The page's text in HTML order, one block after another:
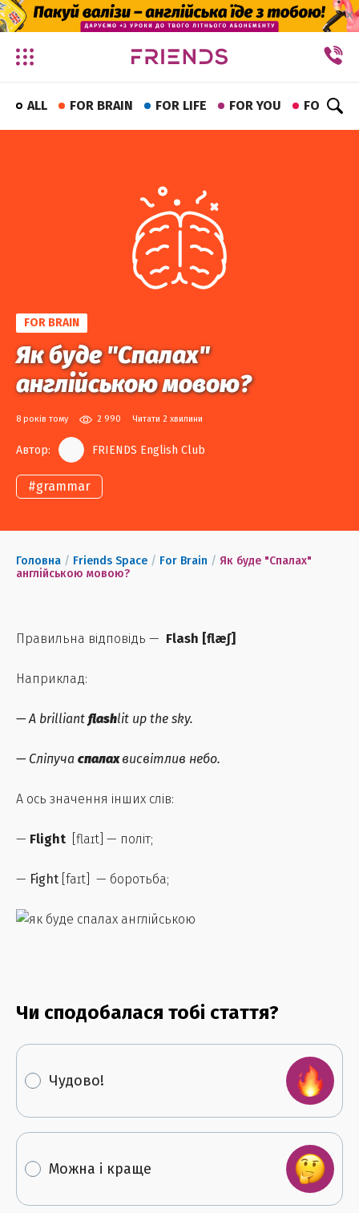
✕
ALL FOR BRAIN FOR LIFE FOR YOU FOR FUN
FOR BRAIN
Як буде "Спалах"
англійською мовою?
8 років тому 2 990 Читати 2 хвилини
Автор: FRIENDS English Club
#grammar
Головна / Friends Space / For Brain / Як буде "Спалах"
англійською мовою?
Правильна відповідь — Flash [flæʃ]
Наприклад:
—A brilliant flashlit up the sky.
— Сліпуча спалахвисвітлив небо.
А ось значення інших слів:
— Flight [flaɪt] — політ;
— Fight [faɪt] — боротьба;
Чи сподобалася тобі стаття?
Чудово!
Можна і краще